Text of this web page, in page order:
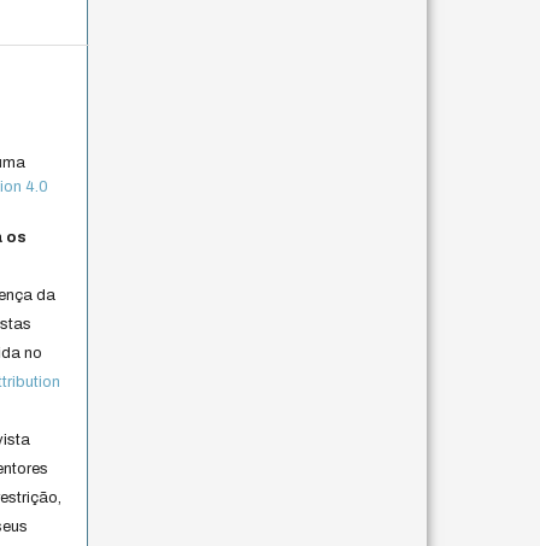
4.0
os
da
no